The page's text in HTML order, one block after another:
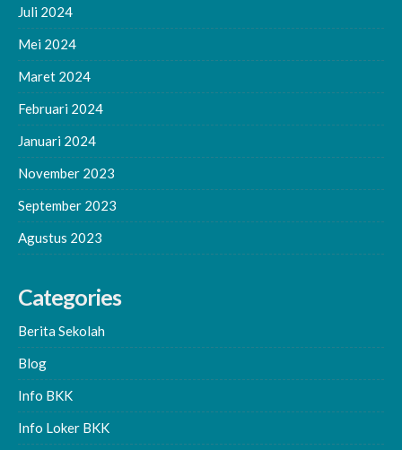
Juli 2024
Mei 2024
Maret 2024
Februari 2024
Januari 2024
November 2023
September 2023
Agustus 2023
Categories
Berita Sekolah
Blog
Info BKK
Info Loker BKK